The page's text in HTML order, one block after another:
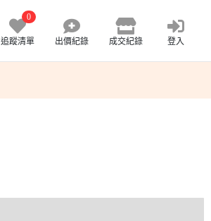
0
追蹤清單 出價紀錄 成交紀錄 登入